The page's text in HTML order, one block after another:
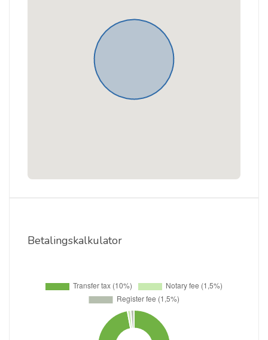
Betalingskalkulator